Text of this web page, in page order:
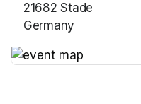
21682 Stade
Germany